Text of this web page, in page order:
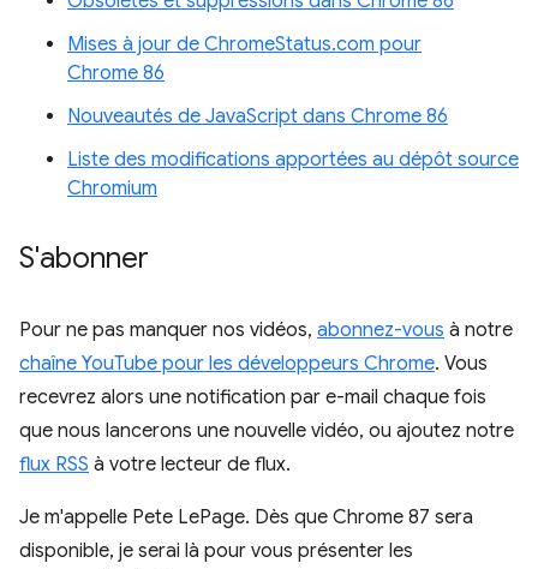
Mises à jour de ChromeStatus.com pour
Chrome 86
Nouveautés de JavaScript dans Chrome 86
Liste des modifications apportées au dépôt source
Chromium
S'abonner
Pour ne pas manquer nos vidéos, abonnez-vous à notre
chaîne YouTube pour les développeurs Chrome. Vous
recevrez alors une notification par e-mail chaque fois
que nous lancerons une nouvelle vidéo, ou ajoutez notre
flux RSS à votre lecteur de flux.
Je m'appelle Pete LePage. Dès que Chrome 87 sera
disponible, je serai là pour vous présenter les